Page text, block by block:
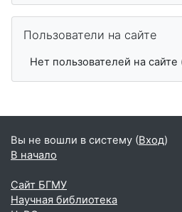
Пользователи на сайте
Нет пользователей на
Вы не вошли в систему (Вход)
В начало
Сайт БГМУ
Научная библиотека